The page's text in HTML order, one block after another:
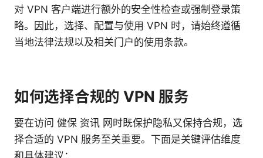
对 VPN 客户端进行额外的安全性检查或强制登录策
略。因此，选择、配置与使用 VPN 时，请始终遵循
当地法律法规以及相关门户的使用条款。
如何选择合规的 VPN 服务
要在访问 健保 资讯 网时既保护隐私又保持合规，选
择合适的 VPN 服务至关重要。下面是关键评估维度